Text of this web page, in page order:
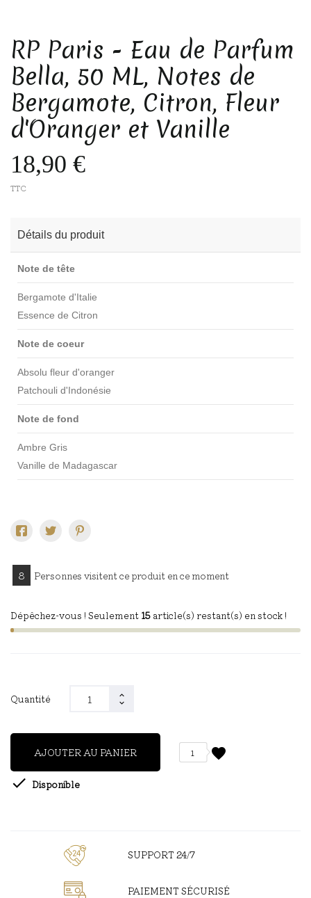
RP Paris - Eau de Parfum
Bella, 50 ML, Notes de
Bergamote, Citron, Fleur
d'Oranger et Vanille
18,90 €
TTC
Détails du produit
Note de tête
Bergamote d'Italie
Essence de Citron
Note de coeur
Absolu fleur d'oranger
Patchouli d'Indonésie
Note de fond
Ambre Gris
Vanille de Madagascar
8 Personnes visitent ce produit en ce moment
Dépêchez-vous ! Seulement 15 article(s) restant(s) en stock !
Quantité
AJOUTER AU PANIER favorite
1
 Disponible
SUPPORT 24/7
PAIEMENT SÉCURISÉ